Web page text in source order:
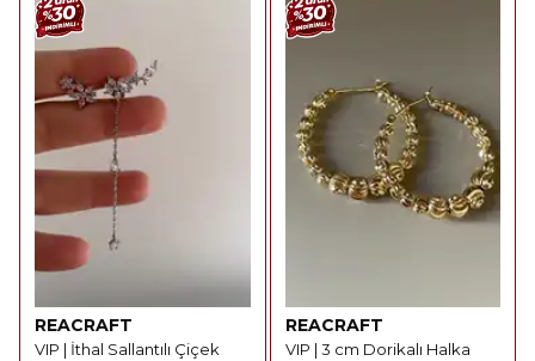
REACRAFT
VIP | İthal Sallantılı Çiçek
REACRAFT
VIP | 3 cm Dorikalı Halka